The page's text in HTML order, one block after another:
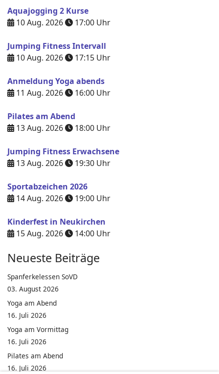
Aquajogging 2 Kurse
10 Aug. 2026
17:00 Uhr
Jumping Fitness Intervall
10 Aug. 2026
17:15 Uhr
Anmeldung Yoga abends
11 Aug. 2026
16:00 Uhr
Pilates am Abend
13 Aug. 2026
18:00 Uhr
Jumping Fitness Erwachsene
13 Aug. 2026
19:30 Uhr
Sportabzeichen 2026
14 Aug. 2026
19:00 Uhr
Kinderfest in Neukirchen
15 Aug. 2026
14:00 Uhr
Neueste Beiträge
Spanferkelessen SoVD
03. August 2026
Yoga am Abend
16. Juli 2026
Yoga am Vormittag
16. Juli 2026
Pilates am Abend
16. Juli 2026